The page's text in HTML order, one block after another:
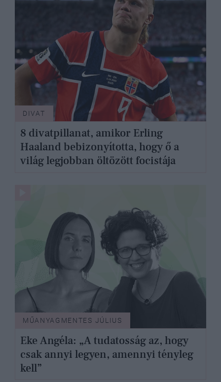
DIVAT
8 divatpillanat, amikor Erling
Haaland bebizonyította, hogy ő a
világ legjobban öltözött focistája
MŰANYAGMENTES JÚLIUS
Eke Angéla: „A tudatosság az, hogy
csak annyi legyen, amennyi tényleg
kell”